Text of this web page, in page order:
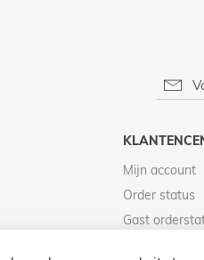
Mijn account
Order status
Gast